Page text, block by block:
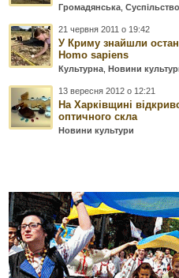
Громадянська ,Суспільство
21 червня 2011 о 19:42
У Криму знайшли
Homo sapiens
Культурна ,Новини
13 вересня 2012 о 12:21
На Харківщині
оптичного скла
Новини культури